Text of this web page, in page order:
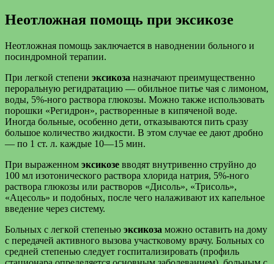
Неотложная помощь при эксикозе
Неотложная помощь заключается в наводнении больного и
посиндромной терапии.
При легкой степени эксикоза назначают преимущественно
пероральную регидратацию — обильное питье чая с лимоном,
воды, 5%-ного раствора глюкозы. Можно также использовать
порошки «Регидрон», растворенные в кипяченой воде.
Иногда больные, особенно дети, отказываются пить сразу
большое количество жидкости. В этом случае ее дают дробно
— по 1 ст. л. каждые 10—15 мин.
При выраженном эксикозе вводят внутривенно струйно до
100 мл изотонического раствора хлорида натрия, 5%-ного
раствора глюкозы или растворов «Дисоль», «Трисоль»,
«Ацесоль» и подобных, после чего налаживают их капельное
введение через систему.
Больных с легкой степенью эксикоза можно оставить на дому
с передачей активного вызова участковому врачу. Больных со
средней степенью следует госпитализировать (профиль